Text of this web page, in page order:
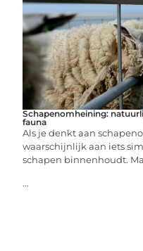
Schapenomheining:
fauna
Als je denkt aan
waarschijnlijk aan iets
schapen binnenhoudt.
...